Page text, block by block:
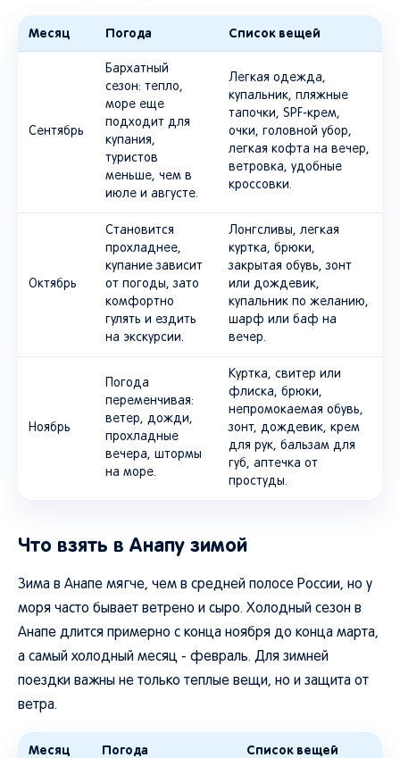
Месяц Погода Список вещей
Сентябрь
Бархатный
сезон: тепло,
море еще
подходит для
купания,
туристов
меньше, чем в
июле и августе.
Легкая одежда,
купальник, пляжные
тапочки, SPF-крем,
очки, головной убор,
легкая кофта на вечер,
ветровка, удобные
кроссовки.
Октябрь
Становится
прохладнее,
купание зависит
от погоды, зато
комфортно
гулять и ездить
на экскурсии.
Лонгсливы, легкая
куртка, брюки,
закрытая обувь, зонт
или дождевик,
купальник по желанию,
шарф или баф на
вечер.
Ноябрь
Погода
переменчивая:
ветер, дожди,
прохладные
вечера, штормы
на море.
Куртка, свитер или
флиска, брюки,
непромокаемая обувь,
зонт, дождевик, крем
для рук, бальзам для
губ, аптечка от
простуды.
Что взять в Анапу зимой
Зима в Анапе мягче, чем в средней полосе России, но у
моря часто бывает ветрено и сыро. Холодный сезон в
Анапе длится примерно с конца ноября до конца марта,
а самый холодный месяц - февраль. Для зимней
поездки важны не только теплые вещи, но и защита от
ветра.
Месяц Погода Список вещей